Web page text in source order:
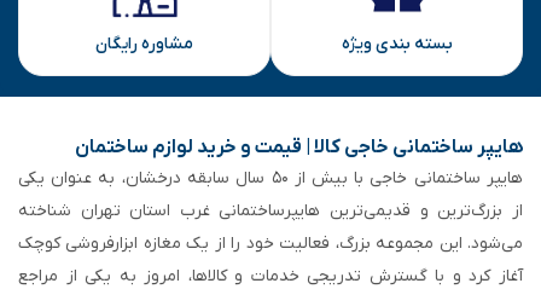
بسته بندی ویژه مشاوره رایگان
هایپر ساختمانی خاجی‌ کالا | قیمت و خرید لوازم ساختمان
هایپر ساختمانی خاجی‌ با بیش از ۵۰ سال سابقه‌ درخشان، به عنوان یکی
از بزرگ‌ترین و قدیمی‌ترین هایپرساختمانی‌ غرب استان تهران شناخته
می‌شود. این مجموعه بزرگ، فعالیت خود را از یک مغازه ابزارفروشی کوچک
آغاز کرد و با گسترش تدریجی خدمات و کالاها، امروز به یکی از مراجع